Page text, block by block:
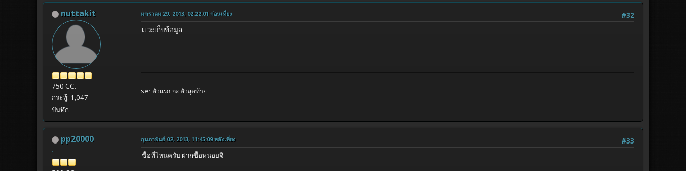
nuttakit
750 CC.
กระทู้: 1,047
บันทึก
#32
มกราคม 29, 2013, 02:22:01 ก่อนเที่ยง
เเวะเก็บข้อมูล
ser ตัวเเรก กะ ตัวสุดท้าย
pp20000 #33
กุมภาพันธ์ 02, 2013, 11:45:09 หลังเที่ยง
ซื้อที่ไหนครับ ฝากซื้อหน่อยจิ